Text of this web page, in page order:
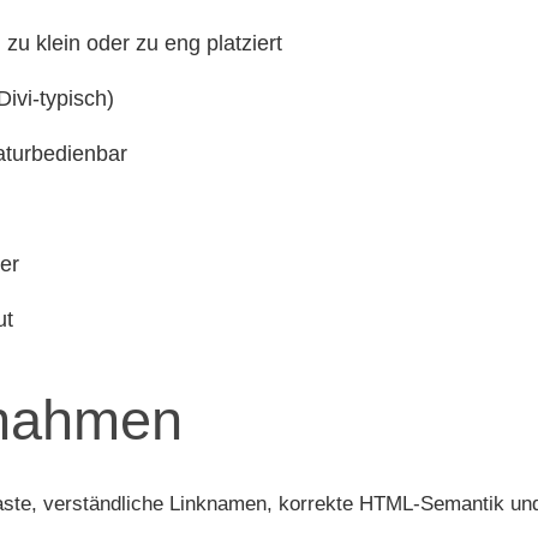
klein oder zu eng platziert
typisch)
verständliche Linknamen, korrekte HTML-Semantik